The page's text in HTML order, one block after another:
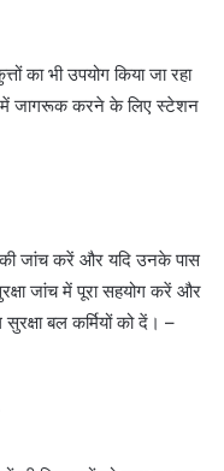
का भी उपयोग किया जा रहा
में जागरूक करने के लिए स्टेशन
की जांच करें और यदि उनके पास
जांच में पूरा सहयोग करें और
सुरक्षा बल कर्मियों को दें। –